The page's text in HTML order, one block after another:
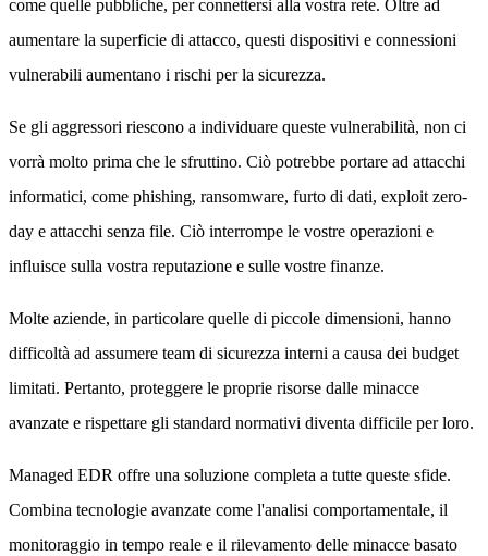
come quelle pubbliche, per connettersi alla vostra rete. Oltre ad
aumentare la superficie di attacco, questi dispositivi e connessioni
vulnerabili aumentano i rischi per la sicurezza.
Se gli aggressori riescono a individuare queste vulnerabilità, non ci
vorrà molto prima che le sfruttino. Ciò potrebbe portare ad attacchi
informatici, come phishing, ransomware, furto di dati, exploit zero-
day e attacchi senza file. Ciò interrompe le vostre operazioni e
influisce sulla vostra reputazione e sulle vostre finanze.
Molte aziende, in particolare quelle di piccole dimensioni, hanno
difficoltà ad assumere team di sicurezza interni a causa dei budget
limitati. Pertanto, proteggere le proprie risorse dalle minacce
avanzate e rispettare gli standard normativi diventa difficile per loro.
Managed EDR offre una soluzione completa a tutte queste sfide.
Combina tecnologie avanzate come l'analisi comportamentale, il
monitoraggio in tempo reale e il rilevamento delle minacce basato